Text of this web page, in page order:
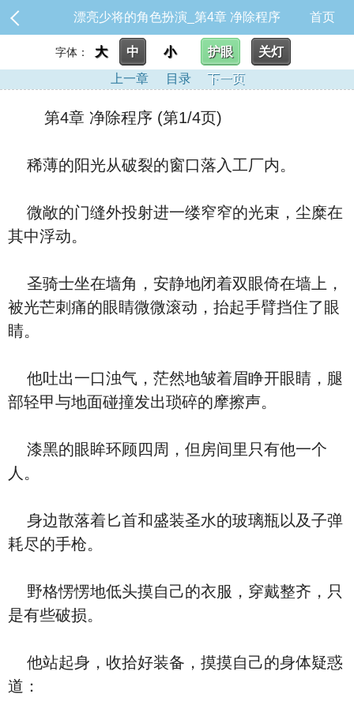
漂亮少将的角色扮演_第4章 净除程序 首页
字体： 大 中 小 护眼
关灯
上一章
目录 下一页
第4章 净除程序 (第1/4页)
稀薄的阳光从破裂的窗口落入工厂内。
微敞的门缝外投射进一缕窄窄的光束，尘糜在
其中浮动。
圣骑士坐在墙角，安静地闭着双眼倚在墙上，
被光芒刺痛的眼睛微微滚动，抬起手臂挡住了眼
睛。
他吐出一口浊气，茫然地皱着眉睁开眼睛，腿
部轻甲与地面碰撞发出琐碎的摩擦声。
漆黑的眼眸环顾四周，但房间里只有他一个
人。
身边散落着匕首和盛装圣水的玻璃瓶以及子弹
耗尽的手枪。
野格愣愣地低头摸自己的衣服，穿戴整齐，只
是有些破损。
他站起身，收拾好装备，摸摸自己的身体疑惑
道：